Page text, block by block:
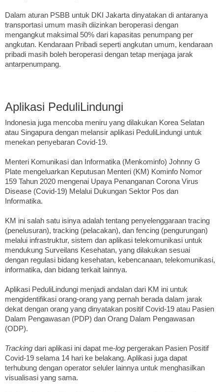
Dalam aturan PSBB untuk DKI Jakarta dinyatakan di antaranya
transportasi umum masih diizinkan beroperasi dengan
mengangkut maksimal 50% dari kapasitas penumpang per
angkutan. Kendaraan Pribadi seperti angkutan umum, kendaraan
pribadi masih boleh beroperasi dengan tetap menjaga jarak
antarpenumpang.
Aplikasi PeduliLindungi
Indonesia juga mencoba meniru yang dilakukan Korea Selatan
atau Singapura dengan melansir aplikasi PeduliLindungi untuk
menekan penyebaran Covid-19.
Menteri Komunikasi dan Informatika (Menkominfo) Johnny G
Plate mengeluarkan Keputusan Menteri (KM) Kominfo Nomor
159 Tahun 2020 mengenai Upaya Penanganan Corona Virus
Disease (Covid-19) Melalui Dukungan Sektor Pos dan
Informatika.
KM ini salah satu isinya adalah tentang penyelenggaraan tracing
(penelusuran), tracking (pelacakan), dan fencing (pengurungan)
melalui infrastruktur, sistem dan aplikasi telekomunikasi untuk
mendukung Surveilans Kesehatan, yang dilakukan sesuai
dengan regulasi bidang kesehatan, kebencanaan, telekomunikasi,
informatika, dan bidang terkait lainnya.
Aplikasi PeduliLindungi menjadi andalan dari KM ini untuk
mengidentifikasi orang-orang yang pernah berada dalam jarak
dekat dengan orang yang dinyatakan positif Covid-19 atau Pasien
Dalam Pengawasan (PDP) dan Orang Dalam Pengawasan
(ODP).
Tracking dari aplikasi ini dapat me-log pergerakan Pasien Positif
Covid-19 selama 14 hari ke belakang. Aplikasi juga dapat
terhubung dengan operator seluler lainnya untuk menghasilkan
visualisasi yang sama.